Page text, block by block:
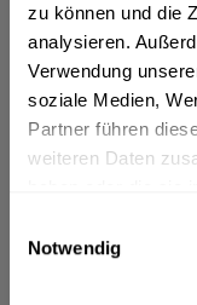
zu können und die
analysieren.
Verwendung
soziale Medien,
Partner führen
weiteren Daten
Notwendig
In den
Artikel-Nr.:
Verfügbar in:
"Adlerkönig